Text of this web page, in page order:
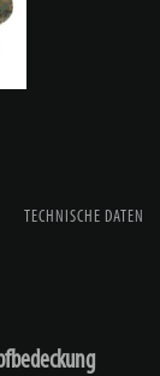
TECHNISCHE DATEN